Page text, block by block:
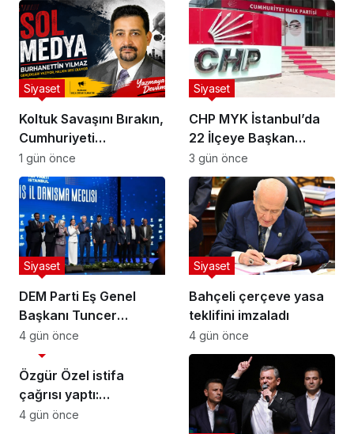
Koltuk Savaşını Bırakın,
Cumhuriyeti
Kaybetmeyin!
Siyaset
1 gün önce
CHP MYK İstanbul’da
22 İlçeye Başkan
Atamasını Yaptı
Siyaset
3 gün önce
DEM Parti Eş Genel
Başkanı Tuncer
Bakırhan: “Meclis
kapanmadan çerçeve
yasa çıkarılmalıdır”
Siyaset
4 gün önce
Bahçeli çerçeve yasa
teklifini imzaladı
Siyaset
4 gün önce
Özgür Özel istifa
çağrısı yaptı:
Darbecilerden
Siyaset
4 gün önce